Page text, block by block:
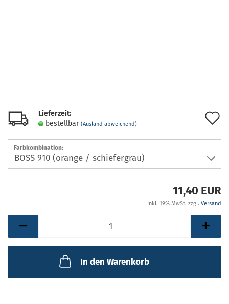
Lieferzeit:
bestellbar (Ausland abweichend)
Farbkombination:
11,40 EUR
inkl. 19% MwSt. zzgl. Versand
In den Warenkorb